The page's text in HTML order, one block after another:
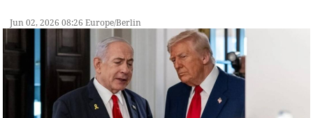
Jun 02, 2026 08:26 Europe/Berlin